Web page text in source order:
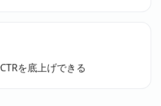
を底上げできる